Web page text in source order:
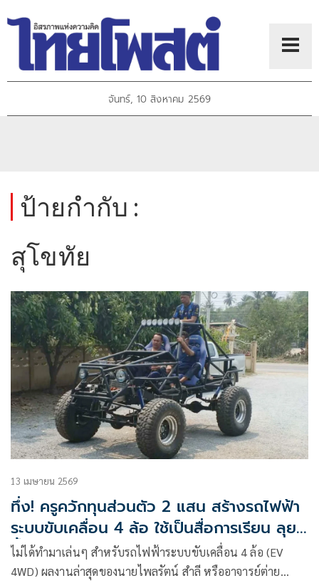
จันทร์, 10 สิงหาคม 2569
ป้ายกำกับ :
สุโขทัย
13 เมษายน 2569
ทึ่ง! ครูควักทุนส่วนตัว 2 แสน สร้างรถไฟฟ้า
ระบบขับเคลื่อน 4 ล้อ ใช้เป็นสื่อการเรียน ลุย
น้ำท่วมช่วยชาวบ้าน
ไม่ได้ทำมาเล่นๆ สำหรับรถไฟฟ้าระบบขับเคลื่อน 4 ล้อ (EV
4WD) ผลงานล่าสุดของนายไพลรัตน์ สำลี หรืออาจารย์ต่าย